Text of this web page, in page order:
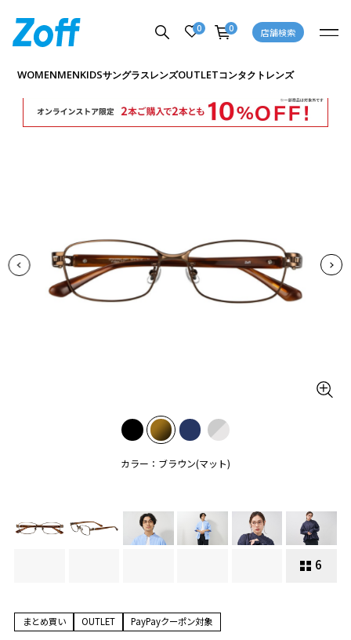
0 0 店舗検索
WOMENMENKIDSサングラスレンズOUTLETコンタクトレンズ
カラー：ブラウン(マット)
6
商品詳細ページへ
まとめ買い OUTLET PayPayクーポン対象